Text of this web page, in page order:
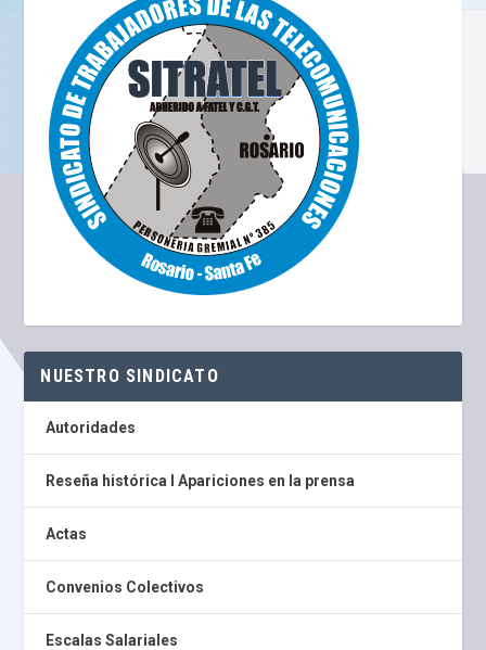
NUESTRO SINDICATO
Autoridades
Reseña histórica I Apariciones en la prensa
Actas
Convenios Colectivos
Escalas Salariales